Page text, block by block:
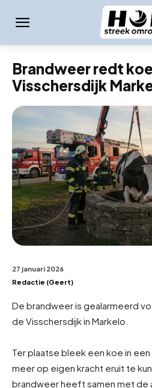
Brandweer redt
Visschersdijk
27 januari 2026
Redactie (Geert)
De brandweer is gealarmeerd
de Visschersdijk in Markelo.
Ter plaatse bleek een koe in
meer op eigen kracht eruit te
brandweer heeft samen met de